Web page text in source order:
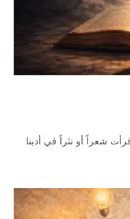
شعراً أو نثراً في أدبنا